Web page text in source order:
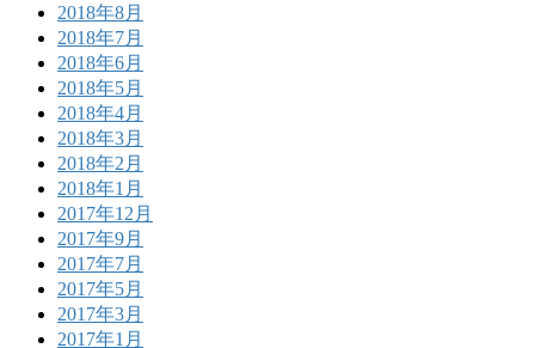
2018年8月
2018年7月
2018年6月
2018年5月
2018年4月
2018年3月
2018年2月
2018年1月
2017年12月
2017年9月
2017年7月
2017年5月
2017年3月
2017年1月